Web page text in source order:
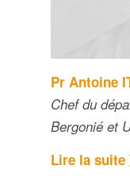
Pr Antoine
Chef du
Bergonié et
Lire la suite